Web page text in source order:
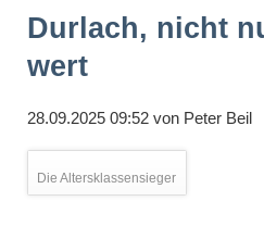
Durlach, nicht
wert
28.09.2025 09:52von Peter Beil
Die Altersklassensieger